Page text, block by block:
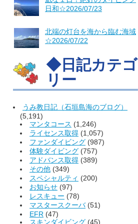
日和☆2026/07/23
北端の灯台を海から臨む海域
☆2026/07/22
◆日記カテゴ
リー
うみ教日記（石垣島海のブログ）
(5,191)
マンタコース (1,246)
ライセンス取得 (1,057)
ファンダイビング (987)
体験ダイビング (757)
アドバンス取得 (389)
その他 (349)
スペシャルティ (200)
お知らせ (97)
レスキュー (78)
マスタースクーバ(51)
EFR (47)
スキンダイビング (45)